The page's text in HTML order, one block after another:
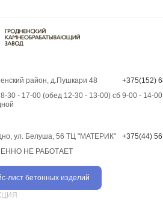
район, д.Пушкари 48
+375(152)
30 - 17-00 (обед 12-30 - 13-00) сб 9-00 - 14-
ул. Белуша, 56 ТЦ "МАТЕРИК"
+375(44)
НЕ РАБОТАЕТ
лист бетонных изделий